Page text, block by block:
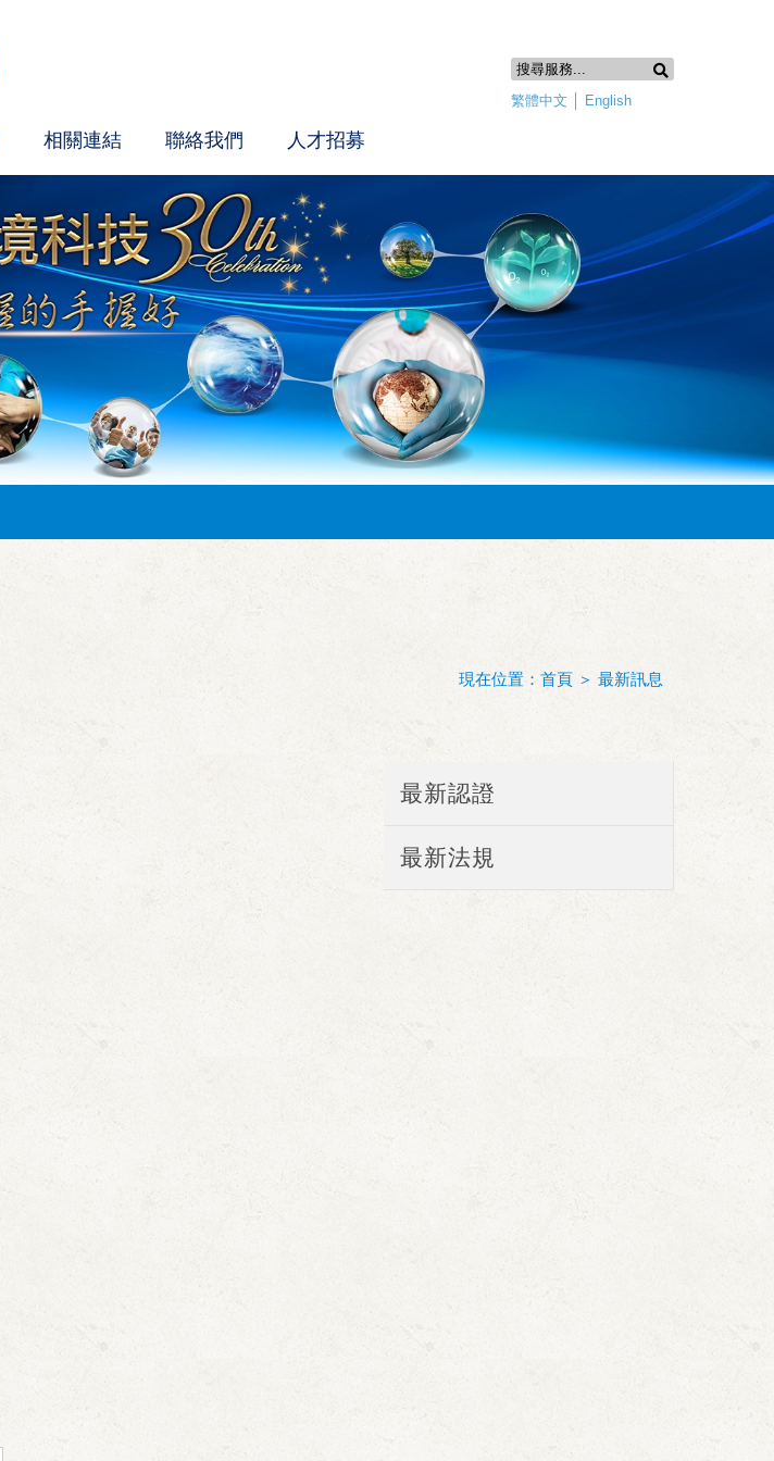
相關連結 聯絡我們 人才招募
繁體中文 English
現在位置： 首頁 ＞ 最新訊息
最新認證
最新法規